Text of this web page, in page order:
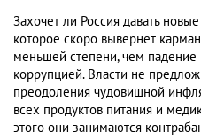
Захочет ли Россия давать
которое скоро вывернет
меньшей степени, чем падение
коррупцией. Власти не
преодоления чудовищной
всех продуктов питания и
этого они занимаются